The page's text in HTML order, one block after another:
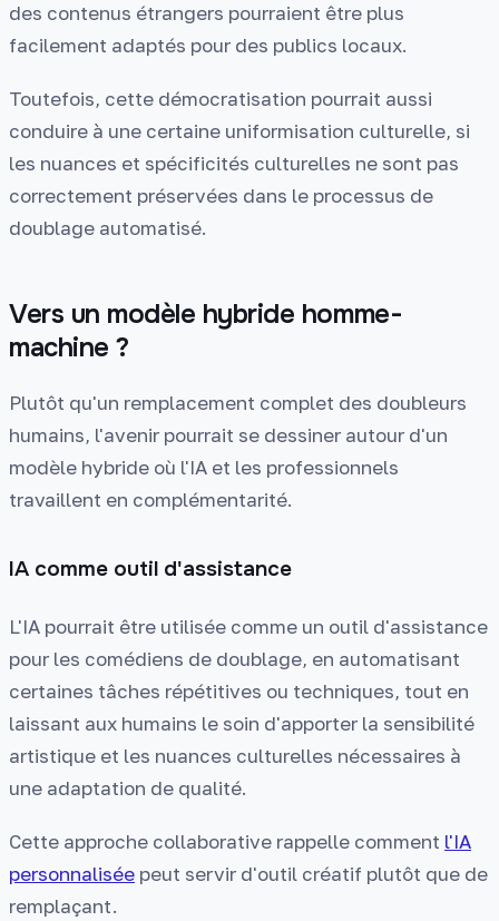
des contenus étrangers pourraient être plus
facilement adaptés pour des publics locaux.
Toutefois, cette démocratisation pourrait aussi
conduire à une certaine uniformisation culturelle, si
les nuances et spécificités culturelles ne sont pas
correctement préservées dans le processus de
doublage automatisé.
Vers un modèle hybride homme-
machine ?
Plutôt qu'un remplacement complet des doubleurs
humains, l'avenir pourrait se dessiner autour d'un
modèle hybride où l'IA et les professionnels
travaillent en complémentarité.
IA comme outil d'assistance
L'IA pourrait être utilisée comme un outil d'assistance
pour les comédiens de doublage, en automatisant
certaines tâches répétitives ou techniques, tout en
laissant aux humains le soin d'apporter la sensibilité
artistique et les nuances culturelles nécessaires à
une adaptation de qualité.
Cette approche collaborative rappelle comment l'IA
personnalisée peut servir d'outil créatif plutôt que de
remplaçant.